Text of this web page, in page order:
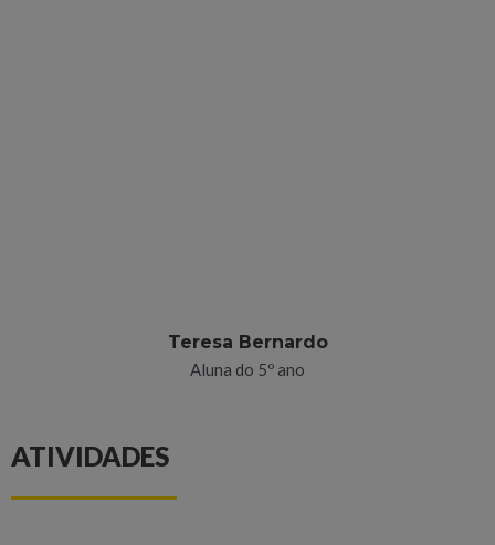
Teresa Bernardo
Aluna do 5º ano
ATIVIDADES